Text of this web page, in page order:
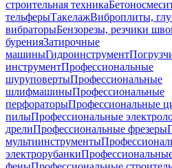
строительная техника
тельферыТакелажВиброплиты,
вибраторыБензорезы, резчики
буренияЗатирочные
машиныГидроинструмент
инструментПрофессиональные
шуруповертыПрофессиональные
шлифмашиныПрофессиональные
перфораторыПрофессиональные
пилыПрофессиональные
дрелиПрофессиональные фрезеры
мультиинструменты
электрорубанки